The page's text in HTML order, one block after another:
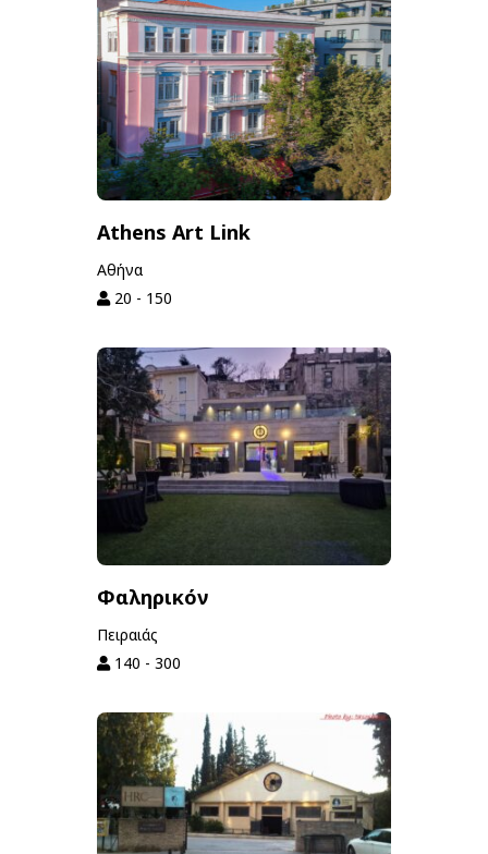
Athens Art Link
Αθήνα
20 - 150
Φαληρικόν
Πειραιάς
140 - 300